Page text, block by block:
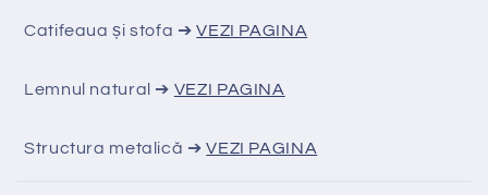
Catifeaua și stofa ➔VEZI PAGINA
Lemnul natural ➔ VEZI PAGINA
Structura metalică ➔VEZI PAGINA